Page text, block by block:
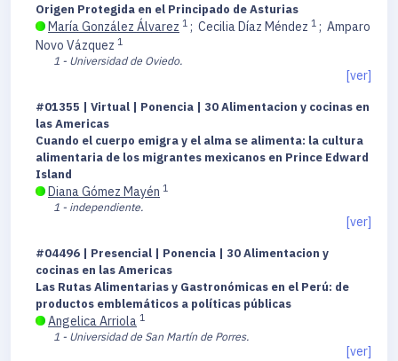
Origen Protegida en el Principado de Asturias
María González Álvarez 1 ; Cecilia Díaz Méndez 1 ; Amparo
Novo Vázquez 1
1 - Universidad de Oviedo.
[ver]
#01355 | Virtual | Ponencia | 30 Alimentacion y cocinas en
las Americas
Cuando el cuerpo emigra y el alma se alimenta: la cultura
alimentaria de los migrantes mexicanos en Prince Edward
Island
Diana Gómez Mayén 1
1 - independiente.
[ver]
#04496 | Presencial | Ponencia | 30 Alimentacion y
cocinas en las Americas
Las Rutas Alimentarias y Gastronómicas en el Perú: de
productos emblemáticos a políticas públicas
Angelica Arriola 1
1 - Universidad de San Martín de Porres.
[ver]